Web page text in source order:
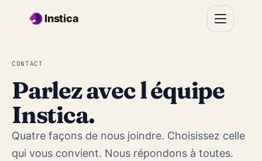
Instica
CONTACT
Parlez avec l équipe
Instica.
Quatre façons de nous joindre. Choisissez celle
qui vous convient. Nous répondons à toutes.